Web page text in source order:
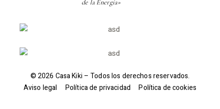
de la Energía»
© 2026 Casa Kiki – Todos los derechos reservados.
Aviso legal
Política de privacidad –Política de cookies